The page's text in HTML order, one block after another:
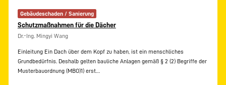
Gebäudeschaden / Sanierung
Schutzmaßnahmen für die Dächer
Dr.-Ing. Mingyi Wang
Einleitung Ein Dach über dem Kopf zu haben, ist ein menschliches
Grundbedürfnis. Deshalb gelten bauliche Anlagen gemäß § 2 (2) Begriffe der
Musterbauordnung (MBO)1) erst…